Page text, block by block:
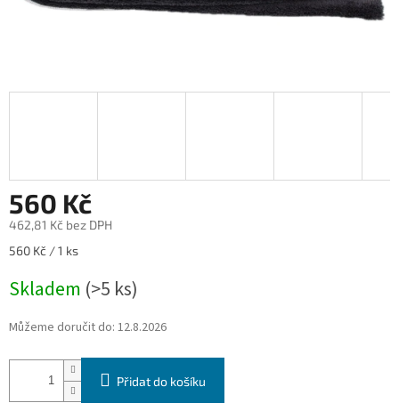
560 Kč
462,81 Kč bez DPH
Měrná
560 Kč / 1 ks
Skladem (>5 ks)
Můžeme doručit do: 12.8.2026
Přidat do košíku